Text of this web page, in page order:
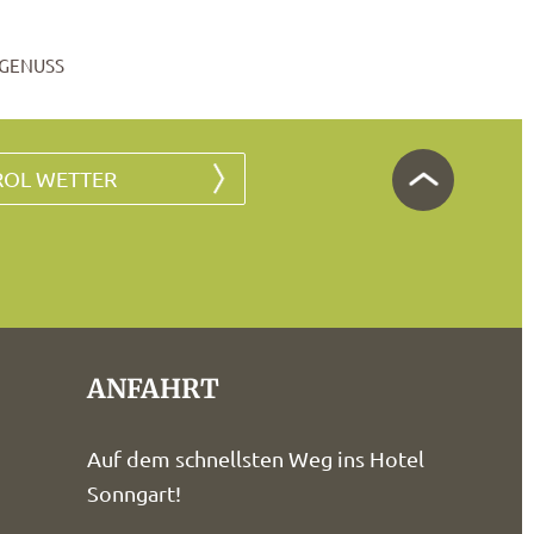
WETTER
ANFAHRT
Auf dem schnellsten Weg ins Hotel
Sonngart!